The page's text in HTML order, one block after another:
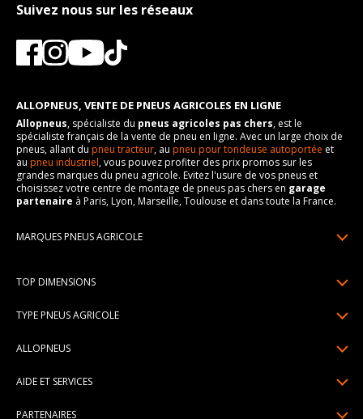
Suivez nous sur les réseaux
ALLOPNEUS, VENTE DE PNEUS AGRICOLES EN LIGNE
Allopneus, spécialiste du pneus agricoles pas chers, est le
spécialiste français de la vente de pneu en ligne. Avec un large choix de
pneus, allant du pneu tracteur, au pneu pour tondeuse autoportée et
au pneu industriel, vous pouvez profiter des prix promos sur les
grandes marques du pneu agricole. Evitez l'usure de vos pneus et
choisissez votre centre de montage de pneus pas chers en garage
partenaire à Paris, Lyon, Marseille, Toulouse et dans toute la France.
MARQUES PNEUS AGRICOLE
Pneus Galaxy
Pneus Marastar
Pneus Michelin
Pneus Malhotra
Voir toutes les marques pneus agricole
TOP DIMENSIONS
11.2-28
TYPE PNEUS AGRICOLE
Pneus roue motrice
ALLOPNEUS
AIDE ET SERVICES
PARTENAIRES